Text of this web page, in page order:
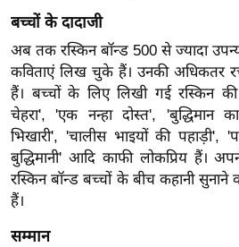
या
हि
त्य
ज
ग
त
ऑ
टो
व
बच्चों के दादाजी
अब तक रस्किन बॉन्ड 500 से ज्यादा
कविताएं लिख चुके हैं। उनकी अधिकतर
हैं। बच्चों के लिए लिखी गई रस्किन
चेहरा', 'एक नन्हा दोस्त', 'बुद्धिमान
भिखारी', 'चालीस भाइयों की
बुद्धिमानी' आदि काफी लोकप्रिय हैं।
रस्किन बॉन्ड बच्चों के बीच कहानी
हैं।
सम्मान